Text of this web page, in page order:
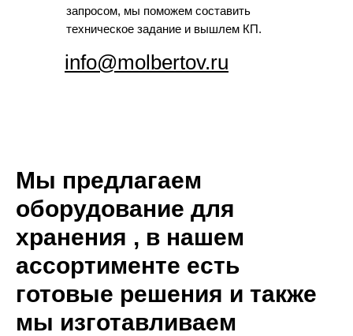
info@molbertov.ru
запросом, мы поможем составить
техническое задание и вышлем КП.
Мы предлагаем
оборудование для
хранения , в нашем
ассортименте есть
готовые решения и также
мы изготавливаем